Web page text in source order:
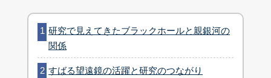
研究で見えてきたブラックホールと親銀河の
関係
すばる望遠鏡の活躍と研究のつながり